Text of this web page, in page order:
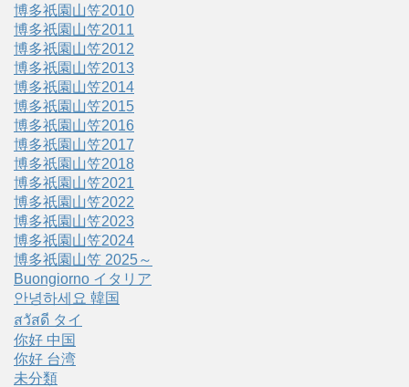
博多祇園山笠2010
博多祇園山笠2011
博多祇園山笠2012
博多祇園山笠2013
博多祇園山笠2014
博多祇園山笠2015
博多祇園山笠2016
博多祇園山笠2017
博多祇園山笠2018
博多祇園山笠2021
博多祇園山笠2022
博多祇園山笠2023
博多祇園山笠2024
博多祇園山笠 2025～
Buongiorno イタリア
안녕하세요 韓国
สวัสดี タイ
你好 中国
你好 台湾
未分類